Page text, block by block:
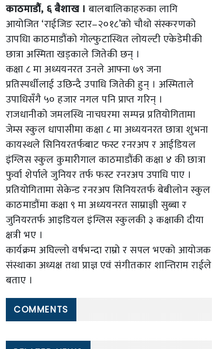
काठमाडौं, ६ बैशाख । बालबालिकाहरुका लागि
आयोजित ‘राईजिङ स्टार–२०१८’को चौथो संस्करणको
उापधिा काठमाडौंको गोल्फुटास्थित लोयल्टी एकेडेमीकी
छात्रा अस्मिता खड्काले जितेकी छन् ।
कक्षा ८ मा अध्ययनरत उनले आफ्ना ७९ जना
प्रतिस्पर्धीलाई उछिन्दै उपाधि जितेकी हुन् । अस्मिताले
उपाधिसँगै ५० हजार नगल पनि प्राप्त गरिन् ।
राजधानीको जमलस्थि नाचघरमा सम्पन्न प्रतियोगितामा
जेम्स स्कुल धापासीमा कक्षा ८ मा अध्ययनरत छात्रा शुभना
कायस्थले सिनियरतर्फबाट फस्ट रनरअप र आईडियल
इंग्लिस स्कुल कुमारीगाल काठमाडौंकी कक्षा ४ की छात्रा
फुर्वा शेर्पाले जुनियर तर्फ फस्ट रनरअप उपाधि पाए ।
प्रतियोगितामा सेकेन्ड रनरअप सिनियरतर्फ बेबीलोन स्कुल
काठमाडौंमा कक्षा ९ मा अध्ययनरत साम्राज्ञी सुब्बा र
जुनियरतर्फ आइडियल इंग्लिस स्कुलकी ३ कक्षाकी दीया
क्षत्री भए ।
कार्यक्रम अघिल्लो वर्षभन्दा राम्रो र सपल भएको आयोजक
संस्थाका अध्यक्ष तथा प्राज्ञ एवं संगीतकार शान्तिराम राईले
बताए ।
COMMENTS